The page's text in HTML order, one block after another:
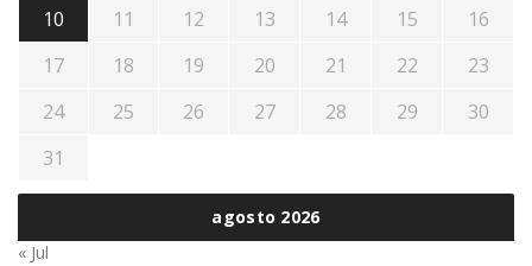
agosto 2026
10
11 12 13 14 15
16
17
18 19 20 21 22
23
24
25 26 27 28 29
30
31
« Jul